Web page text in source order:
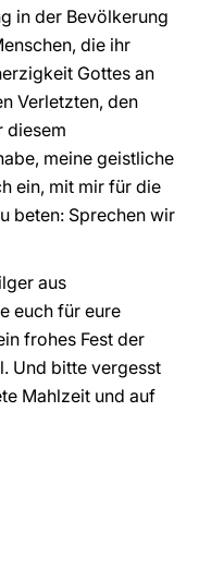
in der Bevölkerung
die ihr
Gottes an
Verletzten, den
diesem
meine geistliche
ein, mit mir für die
beten: Sprechen wir
aus
euch für eure
frohes Fest der
Und bitte vergesst
Mahlzeit und auf